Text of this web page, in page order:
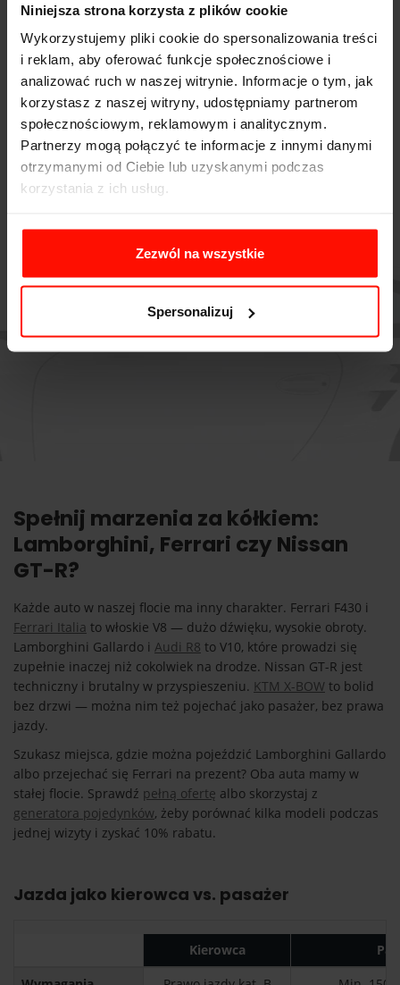
Niniejsza strona korzysta z plików cookie
Wykorzystujemy pliki cookie do spersonalizowania treści
i reklam, aby oferować funkcje społecznościowe i
analizować ruch w naszej witrynie. Informacje o tym, jak
korzystasz z naszej witryny, udostępniamy partnerom
społecznościowym, reklamowym i analitycznym.
Partnerzy mogą połączyć te informacje z innymi danymi
otrzymanymi od Ciebie lub uzyskanymi podczas
korzystania z ich usług.
Zezwól na wszystkie
Spersonalizuj
Bardzo przystępne ceny i duży wybór sportowych
samochodów. Polecili mi Was znajomi i nie żałuję.
Znalazłam super prezent!
Spełnij marzenia za kółkiem:
Lamborghini, Ferrari czy Nissan
GT-R?
Każde auto w naszej flocie ma inny charakter. Ferrari F430 i
Ferrari Italia to włoskie V8 — dużo dźwięku, wysokie obroty.
Lamborghini Gallardo i Audi R8 to V10, które prowadzi się
zupełnie inaczej niż cokolwiek na drodze. Nissan GT-R jest
techniczny i brutalny w przyspieszeniu. KTM X-BOW to bolid
bez drzwi — można nim też pojechać jako pasażer, bez prawa
jazdy.
Szukasz miejsca, gdzie można pojeździć Lamborghini Gallardo
albo przejechać się Ferrari na prezent? Oba auta mamy w
stałej flocie. Sprawdź pełną ofertę albo skorzystaj z
generatora pojedynków, żeby porównać kilka modeli podczas
jednej wizyty i zyskać 10% rabatu.
Jazda jako kierowca vs. pasażer
Kierowca